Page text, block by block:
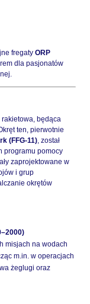
fregaty ORP
dla pasjonatów
będąca
ten, pierwotnie
(FFG-11) , został
programu pomocy
zaprojektowane w
i grup
okrętów
misjach na wodach
m.in. w operacjach
żeglugi oraz